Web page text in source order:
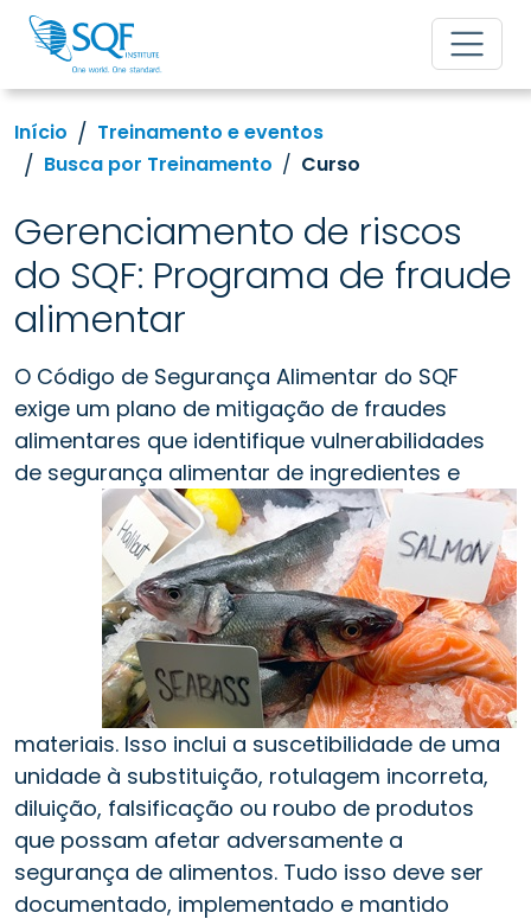
Início
Treinamento e eventos
Busca por Treinamento
Curso
Gerenciamento de riscos
do SQF: Programa de fraude
alimentar
O Código de Segurança Alimentar do SQF
exige um plano de mitigação de fraudes
alimentares que identifique vulnerabilidades
de segurança alimentar de ingredientes e
materiais. Isso inclui a suscetibilidade de uma
unidade à substituição, rotulagem incorreta,
diluição, falsificação ou roubo de produtos
que possam afetar adversamente a
segurança de alimentos. Tudo isso deve ser
documentado, implementado e mantido